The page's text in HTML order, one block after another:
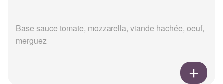
Base sauce tomate, mozzarella, viande hachée, oeuf,
merguez